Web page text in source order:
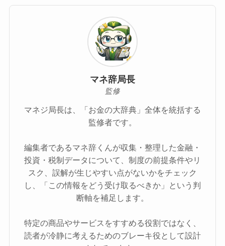
マネ辞局長
監修
マネジ局長は、「お金の大辞典」全体を統括する
監修者です。
編集者であるマネ辞くんが収集・整理した金融・
投資・税制データについて、制度の前提条件やリ
スク、誤解が生じやすい点がないかをチェック
し、「この情報をどう受け取るべきか」という判
断軸を補足します。
特定の商品やサービスをすすめる役割ではなく、
読者が冷静に考えるためのブレーキ役として設計